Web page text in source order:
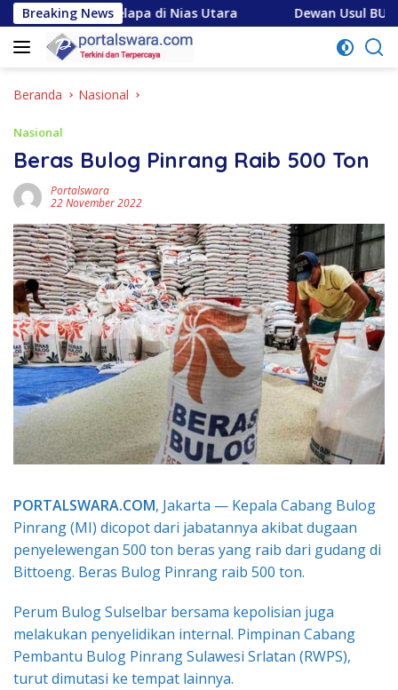
Langsung
ke
konten
Breaking News
Kelapa di Nias Utara Dewan Usul BUMD Sumut
Beranda Nasional
Nasional
Beras Bulog Pinrang Raib 500 Ton
Portalswara
22 November 2022
PORTALSWARA.COM, Jakarta — Kepala Cabang Bulog
Pinrang (MI) dicopot dari jabatannya akibat dugaan
penyelewengan 500 ton beras yang raib dari gudang di
Bittoeng. Beras Bulog Pinrang raib 500 ton.
Perum Bulog Sulselbar bersama kepolisian juga
melakukan penyelidikan internal. Pimpinan Cabang
Pembantu Bulog Pinrang Sulawesi Srlatan (RWPS),
turut dimutasi ke tempat lainnya.